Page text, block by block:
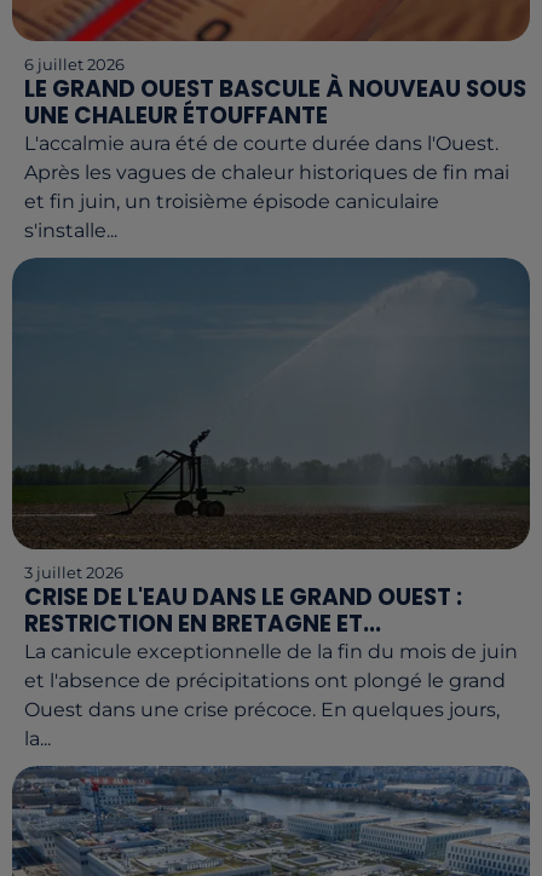
6 juillet 2026
LE GRAND OUEST BASCULE À NOUVEAU SOUS
UNE CHALEUR ÉTOUFFANTE
L'accalmie aura été de courte durée dans l'Ouest.
Après les vagues de chaleur historiques de fin mai
et fin juin, un troisième épisode caniculaire
s'installe...
3 juillet 2026
CRISE DE L'EAU DANS LE GRAND OUEST :
RESTRICTION EN BRETAGNE ET...
La canicule exceptionnelle de la fin du mois de juin
et l'absence de précipitations ont plongé le grand
Ouest dans une crise précoce. En quelques jours,
la...